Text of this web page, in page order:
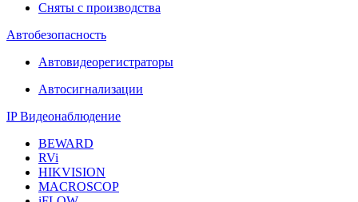
Сняты с производства
Автобезопасность
Автовидеорегистраторы
Автосигнализации
IP Видеонаблюдение
BEWARD
RVi
HIKVISION
MACROSCOP